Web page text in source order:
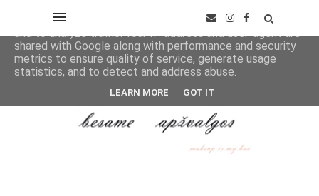
This site uses cookies from Google to deliver its services
and to analyze traffic. Your IP address and user-agent are
shared with Google along with performance and security
metrics to ensure quality of service, generate usage
statistics, and to detect and address abuse.
LEARN MORE GOT IT